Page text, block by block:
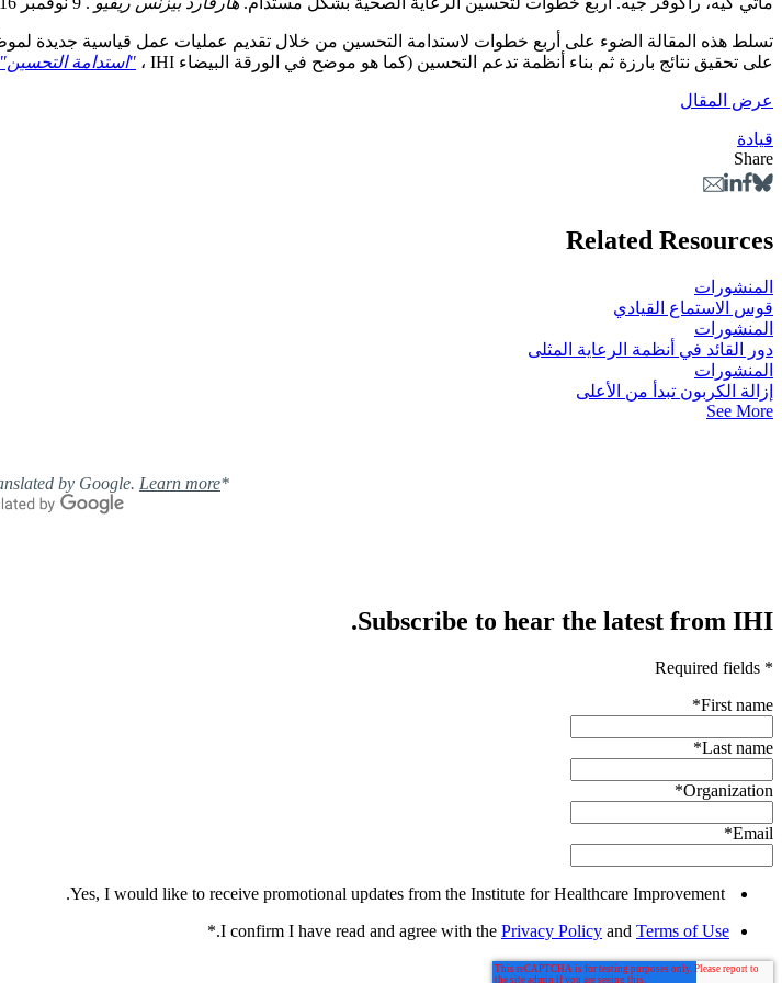
على تحقيق نتائج بارزة ثم بناء أنظمة تدعم التحسين (كما هو موضح في الورقة البيضاء IHI ،
"استدامة التحسين"
عرض المقال
قيادة
Share
Related Resources
المنشورات
قوس الاستماع القيادي
المنشورات
دور القائد في أنظمة الرعاية المثلى
المنشورات
إزالة الكربون تبدأ من الأعلى
See More
*Content machine-translated by Google.
Learn more
Subscribe to hear the latest from IHI.
* Required fields
First name
*
Last name
*
Organization
*
Email
*
I confirm I have read and agree with the Privacy Policy and Terms of Use
.
*